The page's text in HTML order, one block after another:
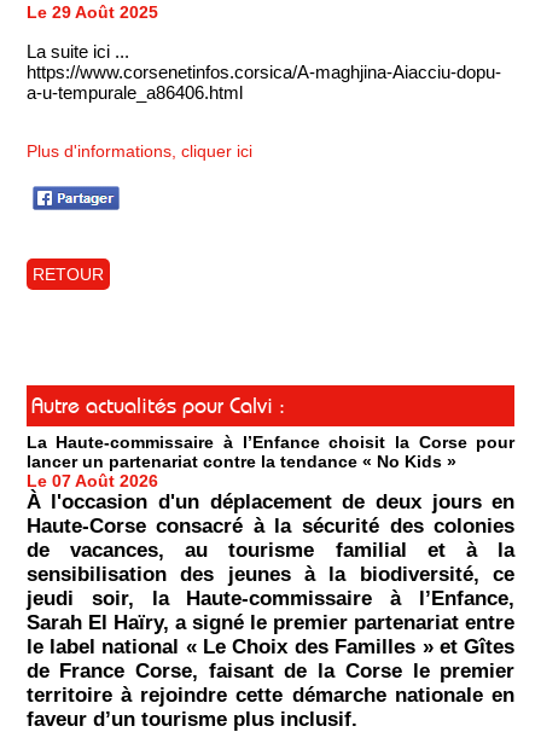
Le 29 Août 2025
La suite ici ...
https://www.corsenetinfos.corsica/A-maghjina-Aiacciu-dopu-
a-u-tempurale_a86406.html
Plus d'informations, cliquer ici
RETOUR
Autre actualités pour Calvi :
La Haute-commissaire à l’Enfance choisit la Corse pour
lancer un partenariat contre la tendance « No Kids »
Le 07 Août 2026
À l'occasion d'un déplacement de deux jours en
Haute-Corse consacré à la sécurité des colonies
de vacances, au tourisme familial et à la
sensibilisation des jeunes à la biodiversité, ce
jeudi soir, la Haute-commissaire à l’Enfance,
Sarah El Haïry, a signé le premier partenariat entre
le label national « Le Choix des Familles » et Gîtes
de France Corse, faisant de la Corse le premier
territoire à rejoindre cette démarche nationale en
faveur d’un tourisme plus inclusif.